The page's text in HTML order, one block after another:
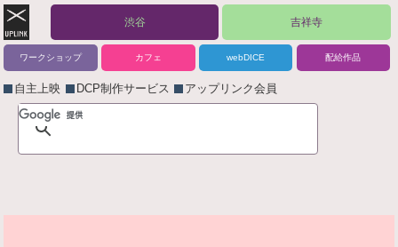
渋谷 吉祥寺
ワークショップ カフェ webDICE 配給作品
自主上映 DCP制作サービス アップリンク会員